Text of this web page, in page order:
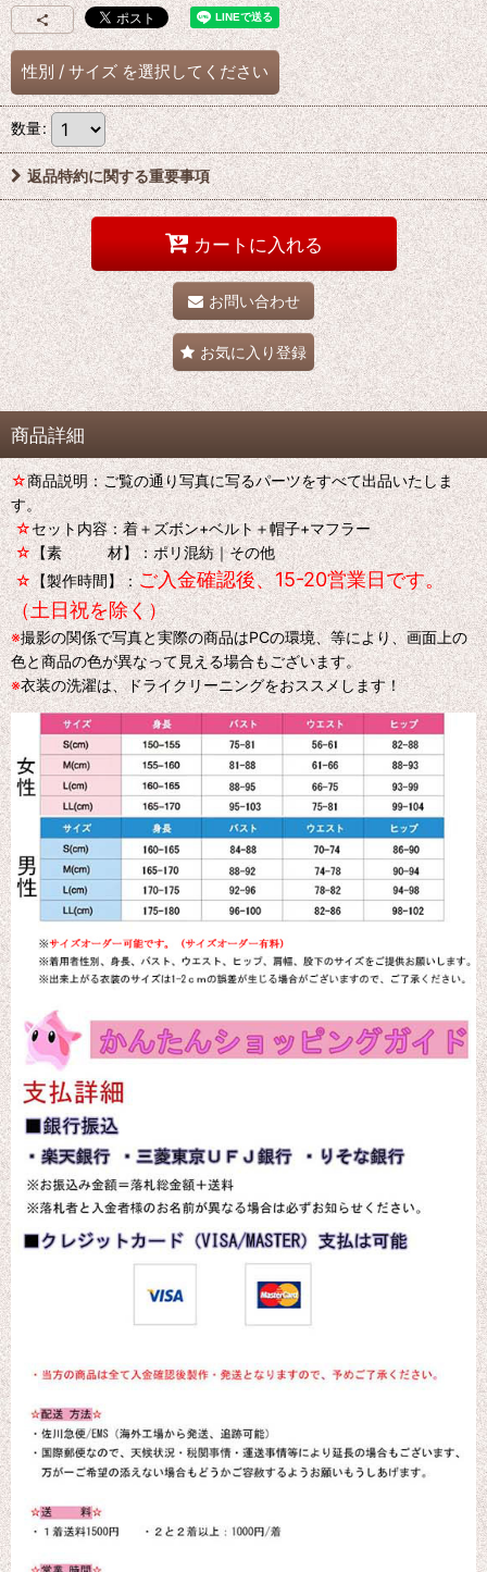
性別 / サイズ を選択してください
数量:
返品特約に関する重要事項
カートに入れる
お問い合わせ
お気に入り登録
商品詳細
☆商品説明：ご覧の通り写真に写るパーツをすべて出品いたしま
す。
☆セット内容：着＋ズボン+ベルト＋帽子+マフラー
☆【素 材】：ポリ混紡｜その他
☆【製作時間】：ご入金確認後、15-20営業日です。
（土日祝を除く）
※撮影の関係で写真と実際の商品はPCの環境、等により、画面上の
色と商品の色が異なって見える場合もございます。
※衣装の洗濯は、ドライクリーニングをおススメします！